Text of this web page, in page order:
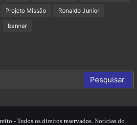
Projeto Missão Ronaldo Junior
banner
- Todos os direitos reservados. Notícias do